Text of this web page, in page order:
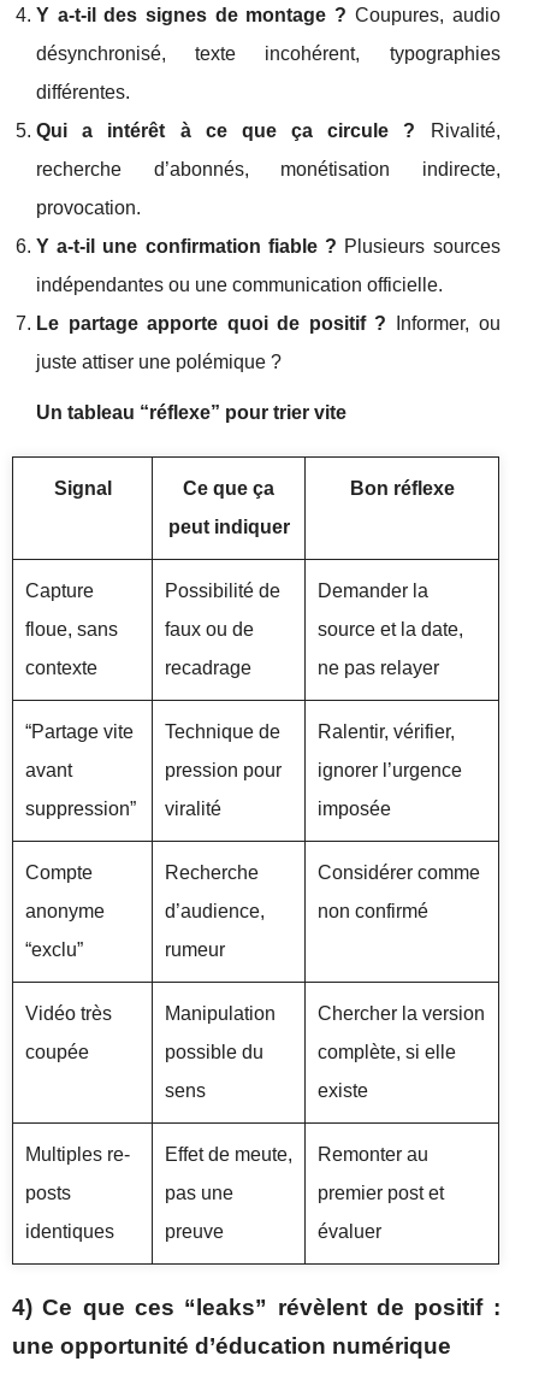
Y a-t-il des signes de montage ? Coupures, audio
désynchronisé, texte incohérent, typographies
différentes.
Qui a intérêt à ce que ça circule ? Rivalité,
recherche d’abonnés, monétisation indirecte,
provocation.
Y a-t-il une confirmation fiable ? Plusieurs sources
indépendantes ou une communication officielle.
Le partage apporte quoi de positif ? Informer, ou
juste attiser une polémique ?
Un tableau “réflexe” pour trier vite
Signal
Ce que ça
peut indiquer
Bon réflexe
Capture
floue, sans
contexte
Possibilité de
faux ou de
recadrage
Demander la
source et la date,
ne pas relayer
“Partage vite
avant
suppression”
Technique de
pression pour
viralité
Ralentir, vérifier,
ignorer l’urgence
imposée
Compte
anonyme
“exclu”
Recherche
d’audience,
rumeur
Considérer comme
non confirmé
Vidéo très
coupée
Manipulation
possible du
sens
Chercher la version
complète, si elle
existe
Multiples re-
posts
identiques
Effet de meute,
pas une
preuve
Remonter au
premier post et
évaluer
4) Ce que ces “leaks” révèlent de positif :
une opportunité d’éducation numérique